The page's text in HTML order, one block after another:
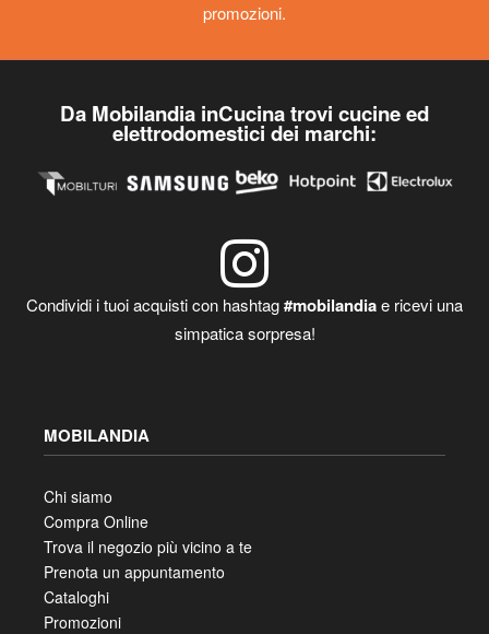
promozioni.
Da Mobilandia inCucina trovi cucine ed
elettrodomestici dei marchi:
Condividi i tuoi acquisti con hashtag#mobilandiae ricevi una
simpatica sorpresa!
MOBILANDIA
Chi siamo
Compra Online
Trova il negozio più vicino a te
Prenota un appuntamento
Cataloghi
Promozioni